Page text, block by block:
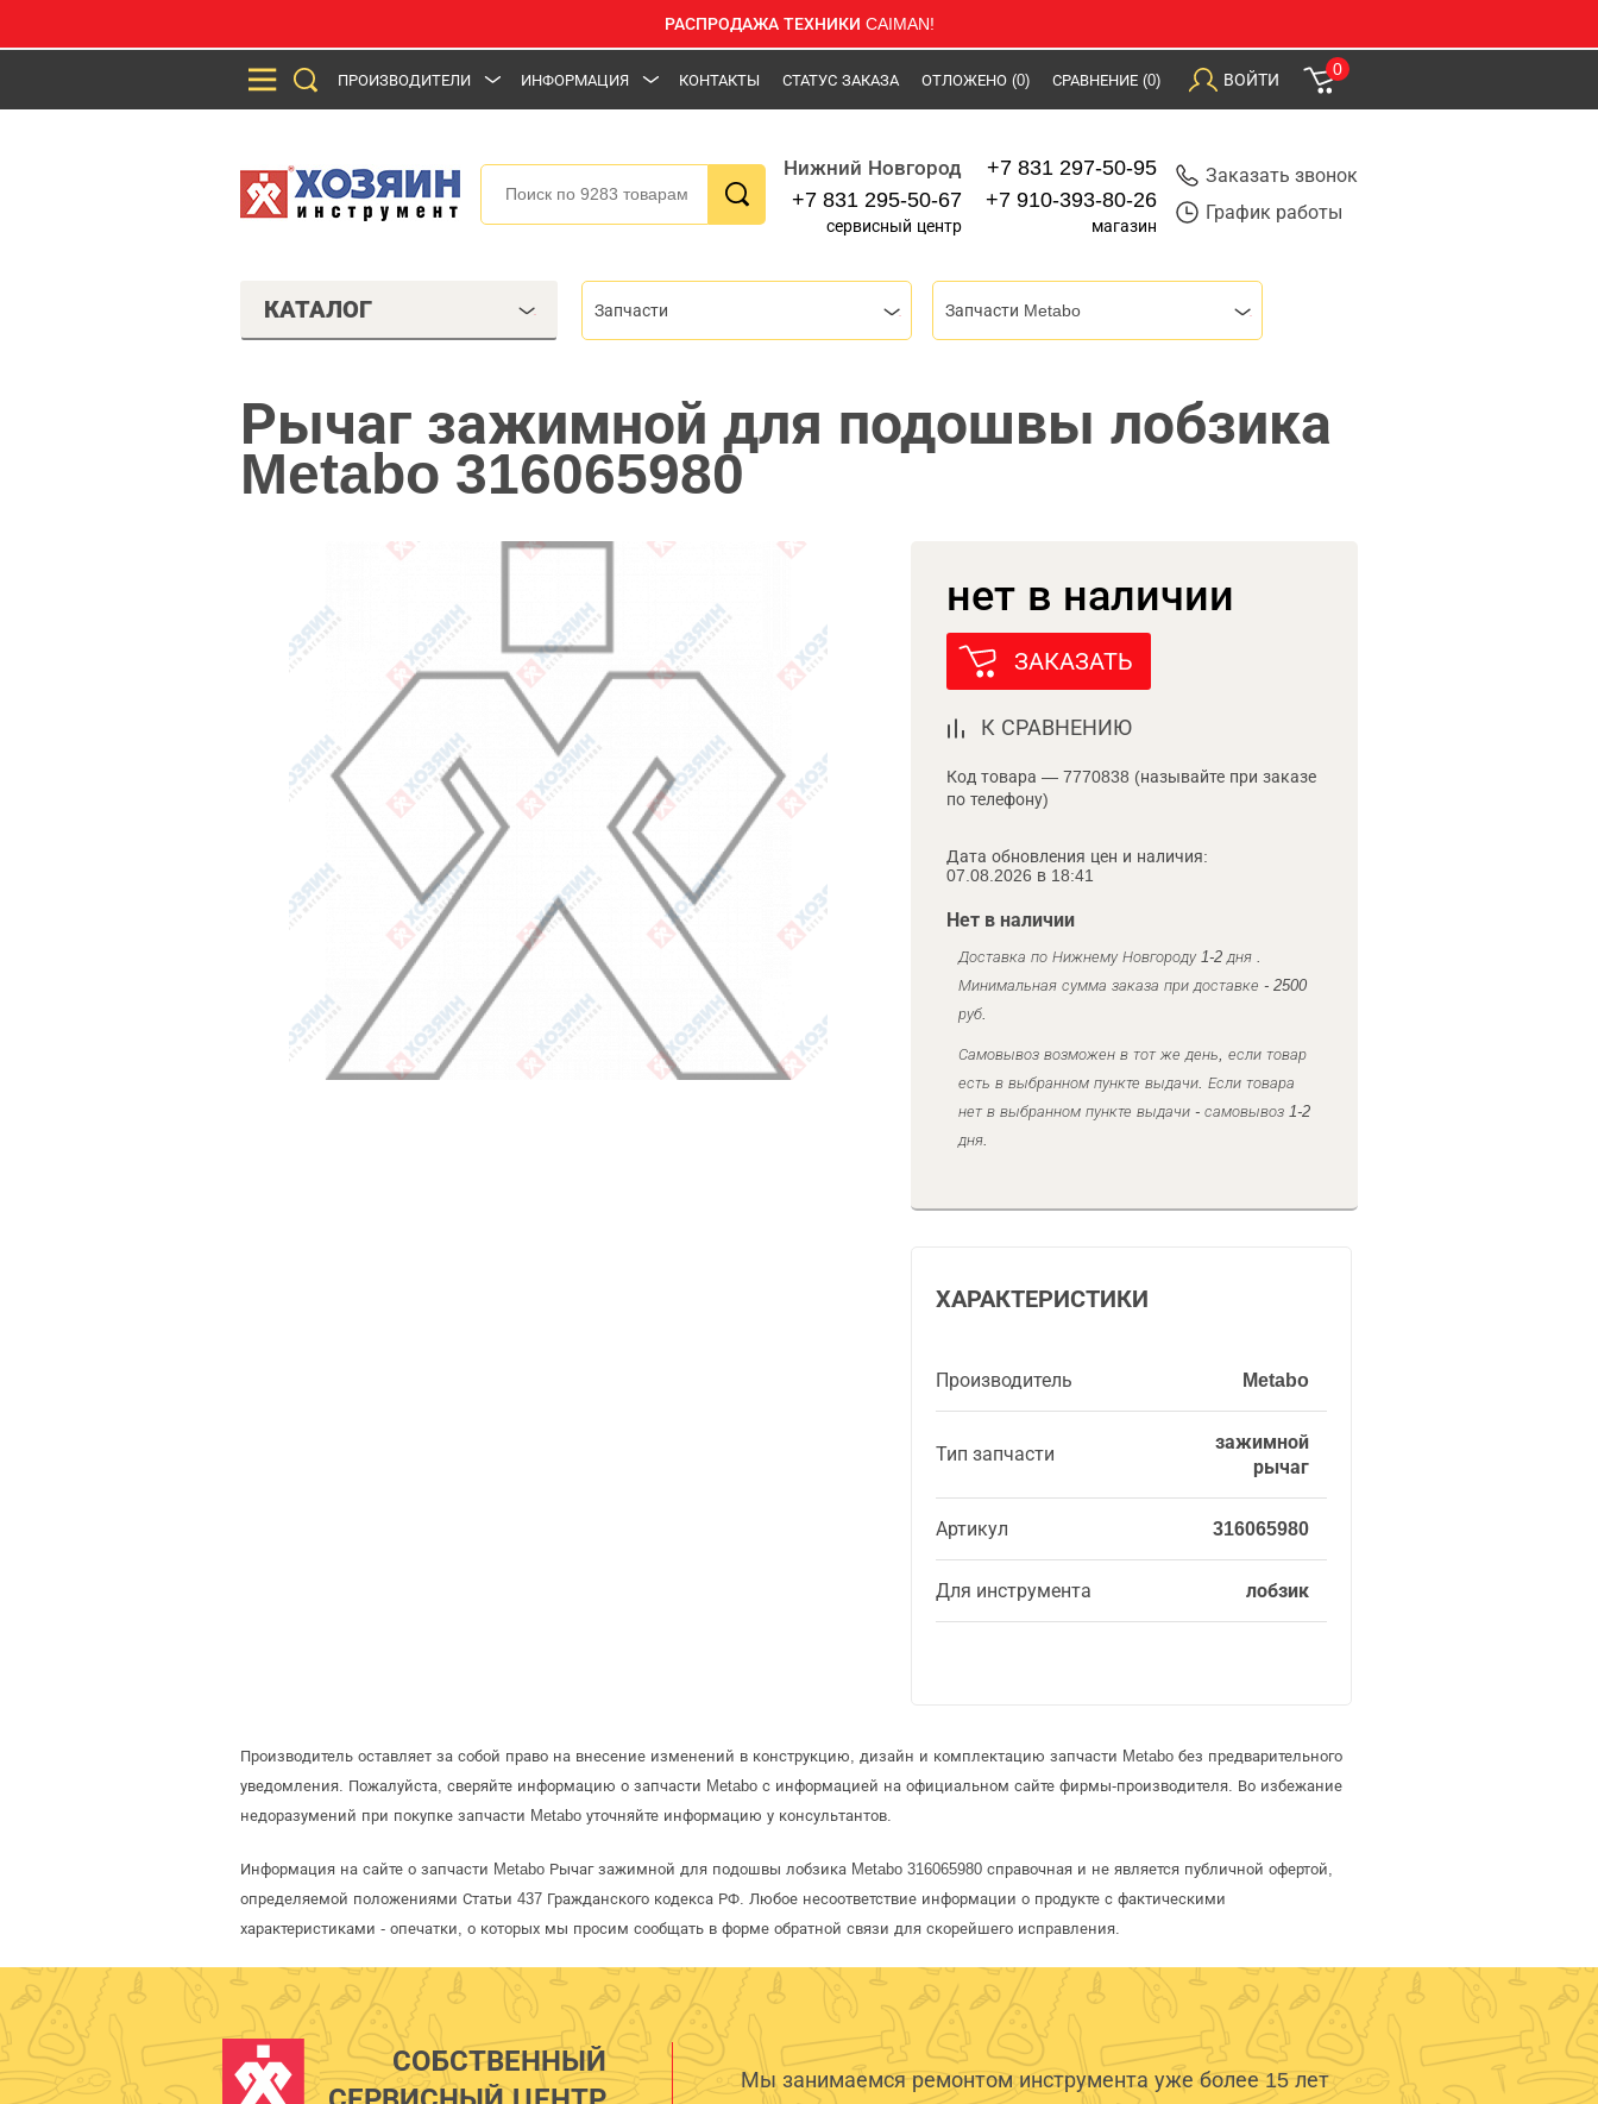
РАСПРОДАЖА ТЕХНИКИ CAIMAN!
ПРОИЗВОДИТЕЛИ ИНФОРМАЦИЯ КОНТАКТЫ СТАТУС ЗАКАЗА ОТЛОЖЕНО (0) СРАВНЕНИЕ (0) ВОЙТИ
0
Нижний Новгород
+7 831 295-50-67
сервисный центр
+7 831 297-50-95
+7 910-393-80-26
магазин
Заказать звонок
График работы
КАТАЛОГ Запчасти Запчасти Metabo
Рычаг зажимной для подошвы лобзика
Metabo 316065980
нет в наличии
ЗАКАЗАТЬ
К СРАВНЕНИЮ
Код товара — 7770838 (называйте при заказе
по телефону)
Дата обновления цен и наличия:
07.08.2026 в 18:41
Нет в наличии
Доставка по Нижнему Новгороду 1-2 дня .
Минимальная сумма заказа при доставке - 2500
руб.
Самовывоз возможен в тот же день, если товар
есть в выбранном пункте выдачи. Если товара
нет в выбранном пункте выдачи - самовывоз 1-2
дня.
ХАРАКТЕРИСТИКИ
Производитель Metabo
Тип запчасти
зажимной
рычаг
Артикул 316065980
Для инструмента лобзик
Производитель оставляет за собой право на внесение изменений в конструкцию, дизайн и комплектацию запчасти Metabo без предварительного
уведомления. Пожалуйста, сверяйте информацию о запчасти Metabo с информацией на официальном сайте фирмы-производителя. Во избежание
недоразумений при покупке запчасти Metabo уточняйте информацию у консультантов.
Информация на сайте о запчасти Metabo Рычаг зажимной для подошвы лобзика Metabo 316065980 справочная и не является публичной офертой,
определяемой положениями Статьи 437 Гражданского кодекса РФ. Любое несоответствие информации о продукте с фактическими
характеристиками - опечатки, о которых мы просим сообщать в форме обратной связи для скорейшего исправления.
СОБСТВЕННЫЙ
Мы занимаемся ремонтом инструмента уже более 15 лет